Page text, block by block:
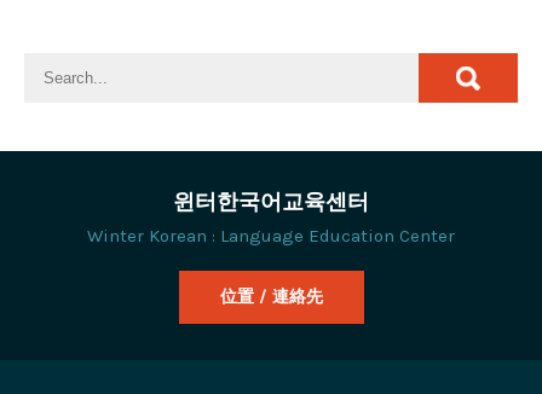
윈터한국어교육센터
Winter Korean : Language Education Center
位置 / 連絡先